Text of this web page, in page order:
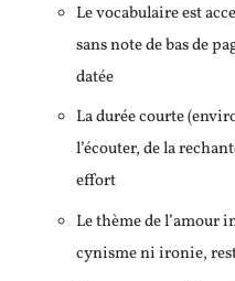
Le vocabulaire est
sans note de bas de
datée
La durée courte
l’écouter, de la
effort
Le thème de l’amour
cynisme ni ironie,